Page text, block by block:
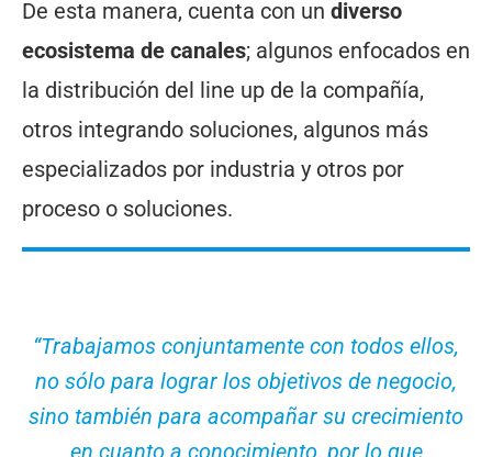
De esta manera, cuenta con un diverso
ecosistema de canales; algunos enfocados en
la distribución del line up de la compañía,
otros integrando soluciones, algunos más
especializados por industria y otros por
proceso o soluciones.
“Trabajamos conjuntamente con todos ellos,
no sólo para lograr los objetivos de negocio,
sino también para acompañar su crecimiento
en cuanto a conocimiento, por lo que